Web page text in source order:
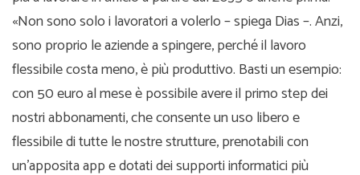
«Non sono solo i lavoratori a volerlo – spiega Dias –. Anzi,
sono proprio le aziende a spingere, perché il lavoro
flessibile costa meno, è più produttivo. Basti un esempio:
con 50 euro al mese è possibile avere il primo step dei
nostri abbonamenti, che consente un uso libero e
flessibile di tutte le nostre strutture, prenotabili con
un’apposita app e dotati dei supporti informatici più